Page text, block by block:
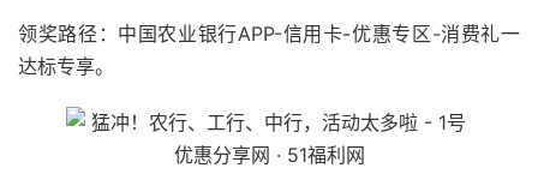
领奖路径：中国农业银行APP-信用卡-优惠专区-消费礼一
达标专享。